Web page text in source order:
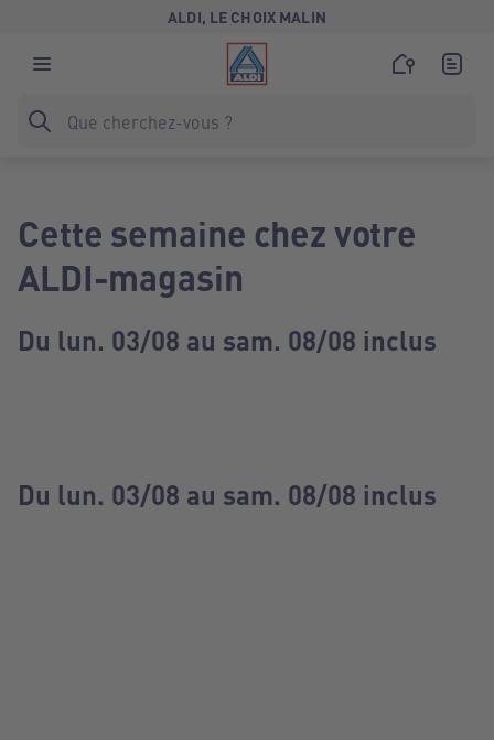
ALDI, LE CHOIX MALIN
Cette semaine chez votre
ALDI-magasin
Du lun. 03/08 au sam. 08/08 inclus
Du lun. 03/08 au sam. 08/08 inclus